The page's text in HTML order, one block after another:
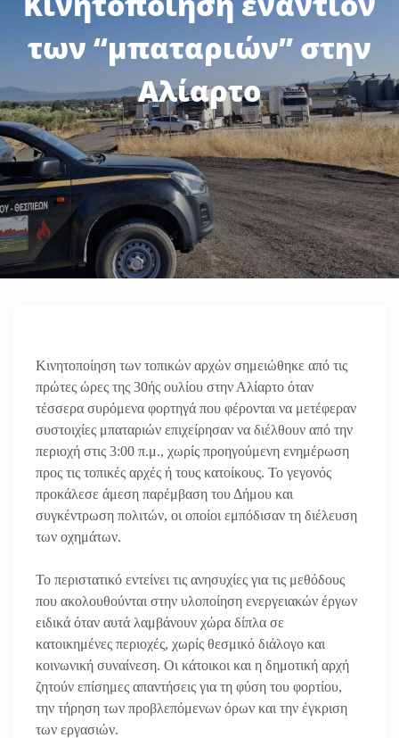
των “μπαταριών” στην
Αλίαρτο
Κινητοποίηση των τοπικών αρχών σημειώθηκε από τις
πρώτες ώρες της 30ής ουλίου στην Αλίαρτο όταν
τέσσερα συρόμενα φορτηγά που φέρονται να μετέφεραν
συστοιχίες μπαταριών επιχείρησαν να διέλθουν από την
περιοχή στις 3:00 π.μ., χωρίς προηγούμενη ενημέρωση
προς τις τοπικές αρχές ή τους κατοίκους. Το γεγονός
προκάλεσε άμεση παρέμβαση του Δήμου και
συγκέντρωση πολιτών, οι οποίοι εμπόδισαν τη διέλευση
των οχημάτων.
Το περιστατικό εντείνει τις ανησυχίες για τις μεθόδους
που ακολουθούνται στην υλοποίηση ενεργειακών έργων
ειδικά όταν αυτά λαμβάνουν χώρα δίπλα σε
κατοικημένες περιοχές, χωρίς θεσμικό διάλογο και
κοινωνική συναίνεση. Οι κάτοικοι και η δημοτική αρχή
ζητούν επίσημες απαντήσεις για τη φύση του φορτίου,
την τήρηση των προβλεπόμενων όρων και την έγκριση
των εργασιών.